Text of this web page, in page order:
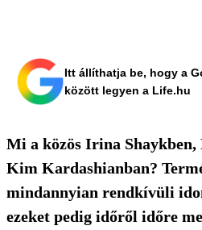
Itt állíthatja be, hogy a
között legyen a Life.hu
Mi a közös Irina Shaykben,
Kim Kardashianban?
mindannyian rendkívüli
ezeket pedig időről időre